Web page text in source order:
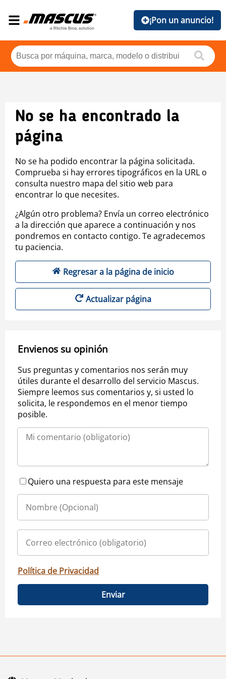
¡Pon un anuncio!
No se ha encontrado la
página
No se ha podido encontrar la página solicitada.
Comprueba si hay errores tipográficos en la URL o
consulta nuestro mapa del sitio web para
encontrar lo que necesites.
¿Algún otro problema? Envía un correo electrónico
a la dirección que aparece a continuación y nos
pondremos en contacto contigo. Te agradecemos
tu paciencia.
Regresar a la página de inicio
Actualizar página
Envienos su opinión
Sus preguntas y comentarios nos serán muy
útiles durante el desarrollo del servicio Mascus.
Siempre leemos sus comentarios y, si usted lo
solicita, le respondemos en el menor tiempo
posible.
Quiero una respuesta para este mensaje
Política de Privacidad
Enviar